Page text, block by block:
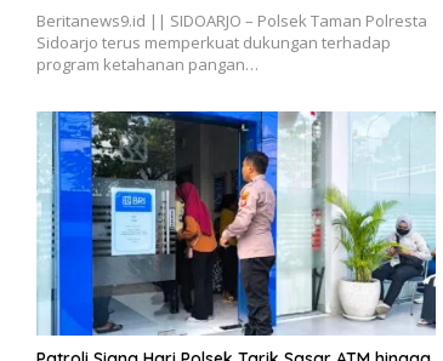
Beritanews9.id || SIDOARJO – Polsek Taman Polresta
Sidoarjo terus memperkuat dukungan terhadap
program ketahanan pangan…